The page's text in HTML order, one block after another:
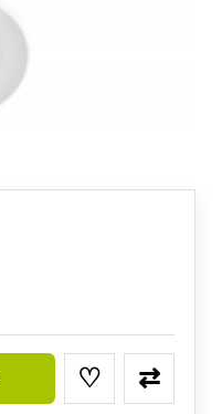
♡ ⇄